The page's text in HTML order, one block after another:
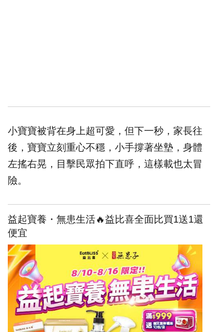
小寶寶被背在身上超可愛，但下一秒，家長往
後，寶寶立刻重心不穩，小手撐著坐墊，身體
左搖右晃，目擊民眾拍下直呼，這樣載也太冒
險。
益起寶養・無患生活🔥益比喜全面比買1送1還
便宜